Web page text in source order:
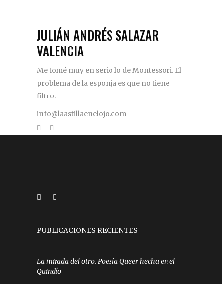
JULIÁN ANDRÉS SALAZAR
VALENCIA
Me tomé muy en serio lo de Montessori. El
problema de la esponja es que no tiene
filtro.
info@laastillaenelojo.com
PUBLICACIONES RECIENTES
La mirada del otro. Poesía Queer hecha en el
Quindío